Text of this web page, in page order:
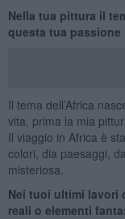
Nella tua pittura il
questa tua passione
Il tema dell’Africa
vita, prima la mia
Il viaggio in Africa è
colori, dia paesaggi,
misteriosa.
Nei tuoi ultimi lavori
reali o elementi